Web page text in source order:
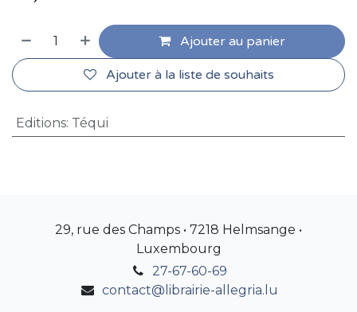
Ajouter au panier
Ajouter à la liste de souhaits
Editions: Téqui
29, rue des Champs • 7218 Helmsange •
Luxembourg
27-67-60-69
contact@librairie-allegria.lu